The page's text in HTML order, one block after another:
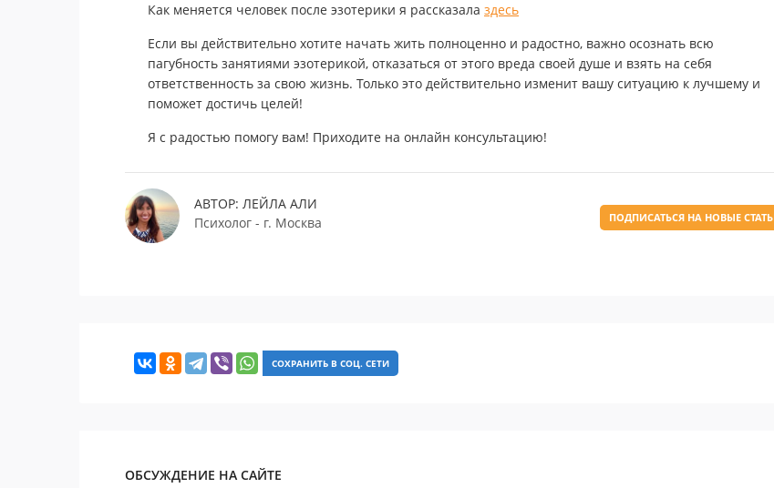
Как меняется человек после эзотерики я рассказала здесь
Если вы действительно хотите начать жить полноценно и радостно, важно осознать всю
пагубность занятиями эзотерикой, отказаться от этого вреда своей душе и взять на себя
ответственность за свою жизнь. Только это действительно изменит вашу ситуацию к лучшему и
поможет достичь целей!
Я с радостью помогу вам! Приходите на онлайн консультацию!
АВТОР: ЛЕЙЛА АЛИ
Психолог - г. Москва
ПОДПИСАТЬСЯ НА НОВЫЕ
СОХРАНИТЬ В СОЦ. СЕТИ
ОБСУЖДЕНИЕ НА САЙТЕ